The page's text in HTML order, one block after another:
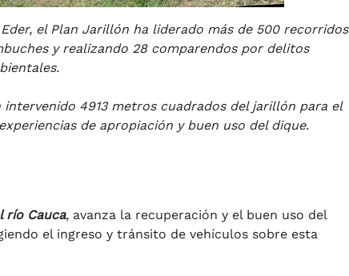
el Plan Jarillón ha liderado más de 500 recorridos
y realizando 28 comparendos por delitos
4913 metros cuadrados del jarillón para el
de apropiación y buen uso del dique.
río Cauca, avanza la recuperación y el buen uso del
el ingreso y tránsito de vehículos sobre esta